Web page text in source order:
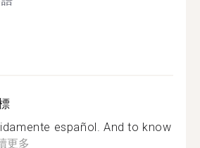
español. And to know
更多